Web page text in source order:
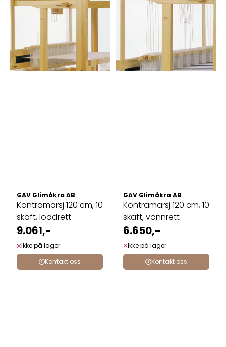
GAV Glimåkra AB
Kontramarsj 120 cm, 10
skaft, loddrett
9.061,-
Ikke på lager
Kontakt oss
GAV Glimåkra AB
Kontramarsj 120 cm, 10
skaft, vannrett
6.650,-
Ikke på lager
Kontakt oss